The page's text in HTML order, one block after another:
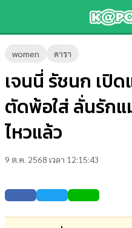
women ดารา
เจนนี่ รัชนก เปิ
ตัดพ้อใส่ ลั่นรัก
ไหวแล้ว
9 ต.ค. 2568 เวลา 12:15:43
ข่าว-
ความ
รู้
บันเทิง
ตรวจ
หวย